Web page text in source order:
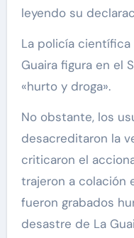
leyendo su
La policía científica
Guaira figura en el
«hurto y droga».
No obstante, los
desacreditaron la
criticaron el
trajeron a colación
fueron grabados
desastre de La